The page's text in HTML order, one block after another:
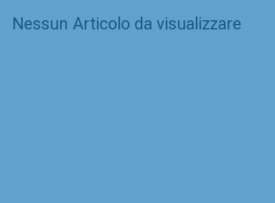
Nessun Articolo da visualizzare